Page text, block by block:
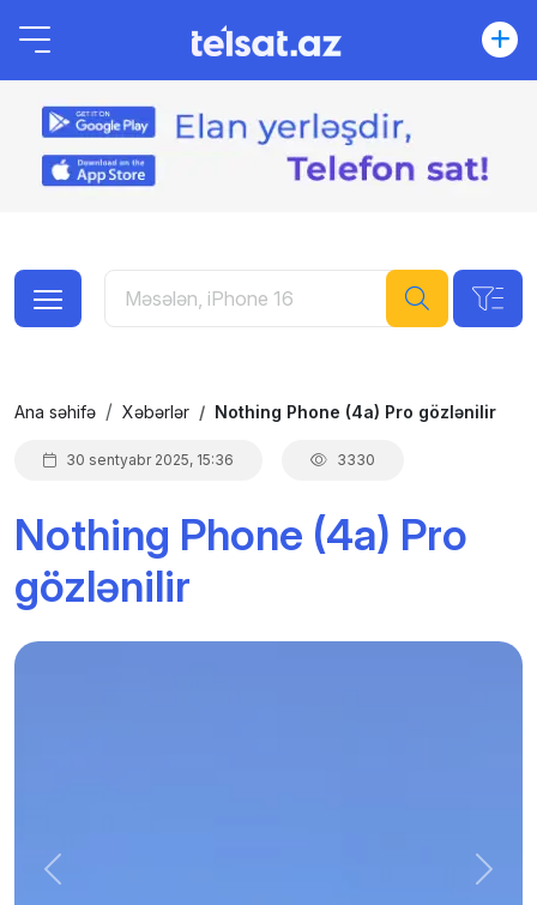
Ana səhifə Xəbərlər Nothing Phone (4a) Pro gözlənilir
30 sentyabr 2025, 15:36 3330
Nothing Phone (4a) Pro
gözlənilir